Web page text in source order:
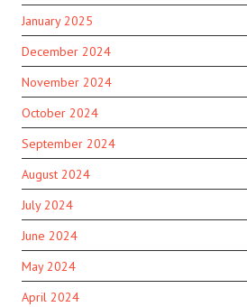
January 2025
December 2024
November 2024
October 2024
September 2024
August 2024
July 2024
June 2024
May 2024
April 2024